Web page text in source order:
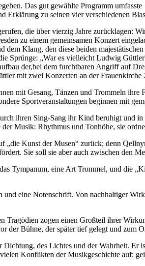
Das gut gewählte Programm
Erklärung zu seinen vier verschiedenen
die über vierzig Jahre zurücklagen:
zu einem gemeinsamen Konzert
Klang, den diese beiden
Sprünge: „War es vielleicht Ludwig
der,bei dem furchtbaren Angriff auf
mit zwei Konzerten an der Frauenkirche
mit Gesang, Tänzen und Trommeln ihre
Sportveranstaltungen beginnen mit
ihren Sing-Sang ihr Kind beruhigt und
Musik: Rhythmus und Tonhöhe, sie
„die Kunst der Musen“ zurück; denn
Sie soll sie aber auch zwischen den
Tympanum, eine Art Trommel, und die
eine Notenschrift. Von nachhaltiger
Tragödien zogen einen Großteil ihrer
der Bühne, der später tief gelegt und zum
des Lichtes und der Wahrheit. Er
Konflikten der Musikgeschichte auf: